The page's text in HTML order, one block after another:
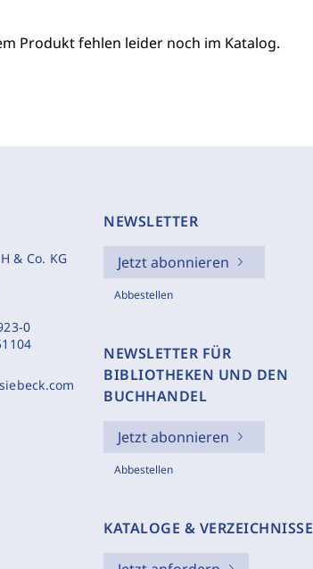
Produkt fehlen leider noch im Katalog.
& Co. KG
0
NEWSLETTER
Jetzt abonnieren
Abbestellen
NEWSLETTER FÜR
BIBLIOTHEKEN UND DEN
BUCHHANDEL
Jetzt abonnieren
Abbestellen
KATALOGE & VERZEICHNISSE